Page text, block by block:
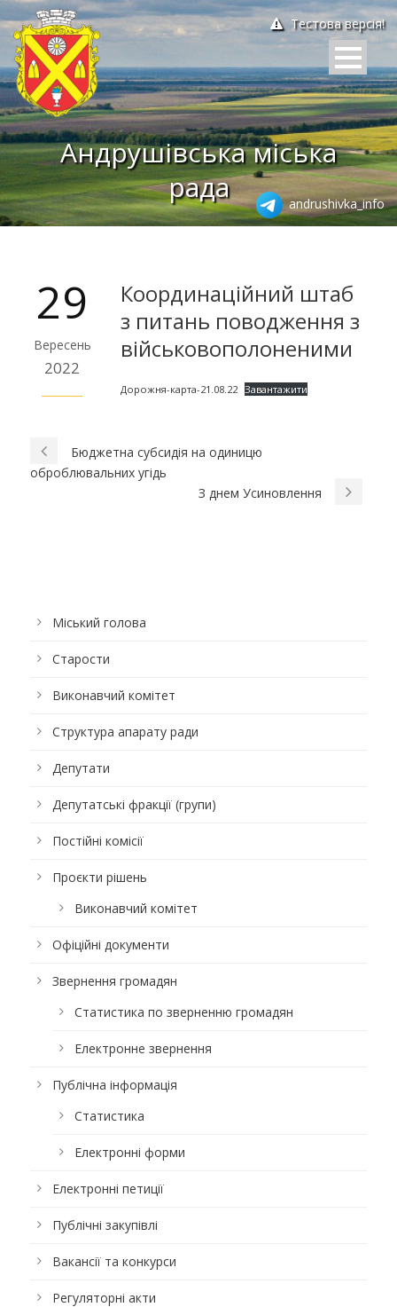
Тестова версія!
Андрушівська міська
рада
andrushivka_info
29
Вересень
2022
Координаційний штаб
з питань поводження з
військовополоненими
Дорожня-карта-21.08.22 Завантажити
Бюджетна субсидія на одиницю
оброблювальних угідь
З днем Усиновлення
Міський голова
Старости
Виконавчий комітет
Структура апарату ради
Депутати
Депутатські фракції (групи)
Постійні комісії
Проєкти рішень
Виконавчий комітет
Офіційні документи
Звернення громадян
Статистика по зверненню громадян
Електронне звернення
Публічна інформація
Статистика
Електронні форми
Електронні петиції
Публічні закупівлі
Вакансії та конкурси
Регуляторні акти